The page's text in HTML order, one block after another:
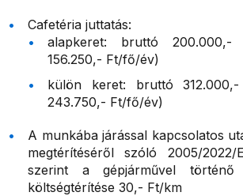
Cafetéria juttatás:
alapkeret: bruttó 200.000,-
156.250,- Ft/fő/év)
külön keret: bruttó
243.750,- Ft/fő/év)
A munkába járással kapcsolatos
megtérítéséről szóló 2005/2022/
szerint a gépjárművel történő
költségtérítése 30,- Ft/km